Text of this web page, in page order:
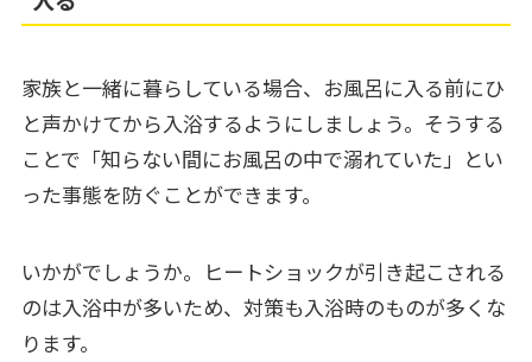
家族と一緒に暮らしている場合、お風呂に入る前にひ
と声かけてから入浴するようにしましょう。そうする
ことで「知らない間にお風呂の中で溺れていた」とい
った事態を防ぐことができます。
いかがでしょうか。ヒートショックが引き起こされる
のは入浴中が多いため、対策も入浴時のものが多くな
ります。